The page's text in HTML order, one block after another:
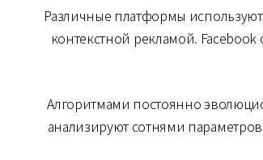
Различные платформы
контекстной рекламой.
Алгоритмами постоянно
анализируют сотнями